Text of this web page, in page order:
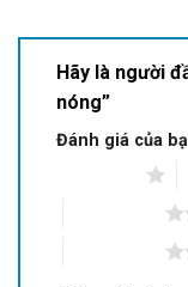
Hãy là người
nóng”
Đánh giá của